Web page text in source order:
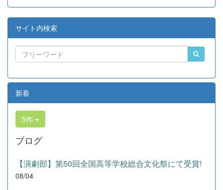
サイト内検索
新着
5件
ブログ
【演劇部】第50回全国高等学校総合文化祭にて受賞!
08/04